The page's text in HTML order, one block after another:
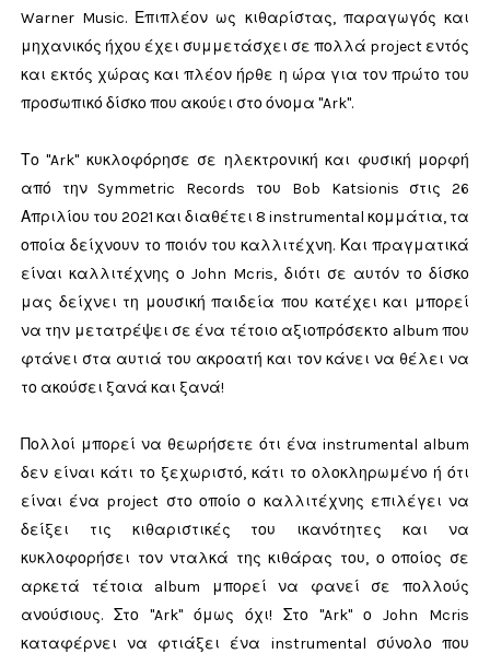
Warner Music. Επιπλέον ως κιθαρίστας, παραγωγός και
μηχανικός ήχου έχει συμμετάσχει σε πολλά project εντός
και εκτός χώρας και πλέον ήρθε η ώρα για τον πρώτο του
προσωπικό δίσκο που ακούει στο όνομα "Ark".
Το "Ark" κυκλοφόρησε σε ηλεκτρονική και φυσική μορφή
από την Symmetric Records του Bob Katsionis στις 26
Απριλίου του 2021 και διαθέτει 8 instrumental κομμάτια, τα
οποία δείχνουν το ποιόν του καλλιτέχνη. Και πραγματικά
είναι καλλιτέχνης ο John Mcris, διότι σε αυτόν το δίσκο
μας δείχνει τη μουσική παιδεία που κατέχει και μπορεί
να την μετατρέψει σε ένα τέτοιο αξιοπρόσεκτο album που
φτάνει στα αυτιά του ακροατή και τον κάνει να θέλει να
το ακούσει ξανά και ξανά!
Πολλοί μπορεί να θεωρήσετε ότι ένα instrumental album
δεν είναι κάτι το ξεχωριστό, κάτι το ολοκληρωμένο ή ότι
είναι ένα project στο οποίο ο καλλιτέχνης επιλέγει να
δείξει τις κιθαριστικές του ικανότητες και να
κυκλοφορήσει τον νταλκά της κιθάρας του, ο οποίος σε
αρκετά τέτοια album μπορεί να φανεί σε πολλούς
ανούσιους. Στο "Ark" όμως όχι! Στο "Ark" ο John Mcris
καταφέρνει να φτιάξει ένα instrumental σύνολο που